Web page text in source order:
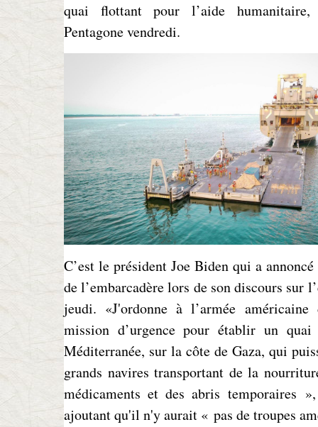
quai flottant pour l’aide
Pentagone vendredi.
C’est le président Joe Biden qui a
de l’embarcadère lors de son discours sur
jeudi. «J'ordonne à l’armée
mission d’urgence pour établir un quai
Méditerranée, sur la côte de Gaza, qui
grands navires transportant de la
médicaments et des abris temporaires
ajoutant qu'il n'y aurait « pas de troupes